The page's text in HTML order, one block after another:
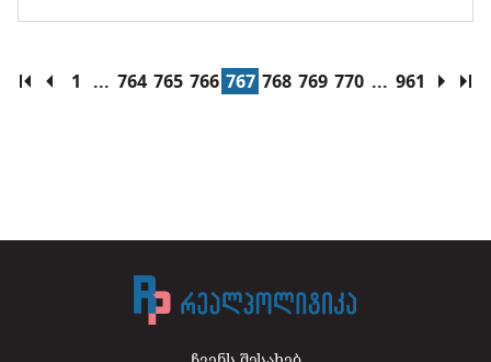
1 ... 764 765 766 767 768 769 770 ... 961